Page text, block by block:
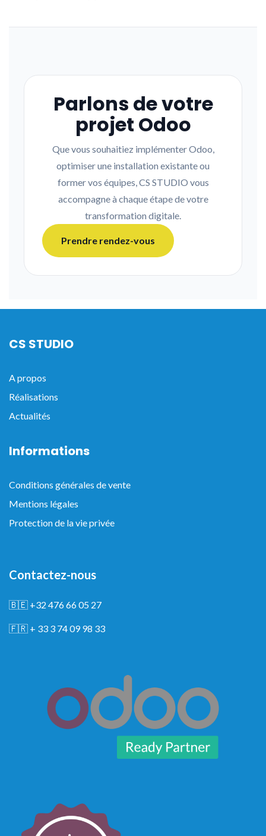
Parlons de votre
projet Odoo
Que vous souhaitiez implémenter Odoo,
optimiser une installation existante ou
former vos équipes, CS STUDIO vous
accompagne à chaque étape de votre
transformation digitale.
Prendre rendez-vous
CS STUDIO
A propos
Réalisations
Actualités
Informations
Conditions générales de vente
Mentions légales
Protection de la vie privée
Contactez-nous
🇧🇪 +32 476 66 05 27
🇫🇷 + 33 3 74 09 98 33